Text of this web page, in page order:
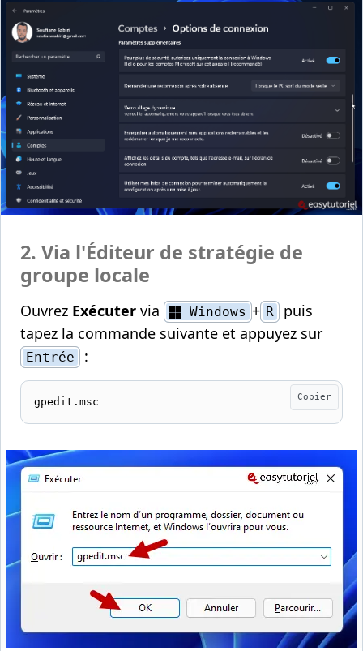
2. Via l'Éditeur de stratégie de
groupe locale
Ouvrez Exécuter via Windows + R
puis
tapez la commande suivante et appuyez sur
Entrée :
Copier
gpedit.msc